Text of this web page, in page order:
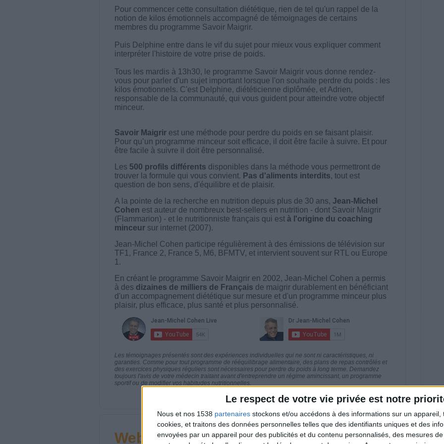
Le respect de votre vie privée est notre
Nous et nos 1538 partenaires stockons et/ou accédons à des informations sur un appareil,
cookies, et traitons des données personnelles telles que des identifiants uniques et des
envoyées par un appareil pour des publicités et du contenu personnalisés, des mesures
Pour commencer cette consultation diététique, rien de tel qu'un rappel de la
notion de kilos émotionnels accompagné de témoignages de certains
membres du programme Savoir Maigrir.
Puis Delphine entre dans le vif du sujet pour mieux vous expliquer comment
interpréter l'histoire de votre prise de poids.
Tous les mardis à 13h30, le programme Savoir Maigrir vous donne rendez-
vous pour parler d'un sujet important lorsque l'on souhaite perdre du poids : les
kilos émotionnels. C'est Delphine, diététicienne diplômée, et Adrien,
responsable de la communauté, qui vous guident pour atteindre votre objectif
minceur.
Savoir Maigrirest une méthode pour perdre du poids en se faisant plaisir.
Pour qu’un programme minceur soit efficace, il doit être facile à suivre. Et pour
être facile à suivre il doit être personnalisé.
Les 500 profils différents disponibles dans la méthode vous permettront de
trouver la formule qui vous convient. Pas d'aliments interdits, tout est
question de bon sens, d'équilibre et de plaisir.
A la pointe de la recherche en nutrition depuis plus de 30 ans, Jean-Michel
Cohen est auteur de nombreux best-sellers en nutrition - dont Savoir Maigrir
(Flammarion) - et le nutritionniste français qui est à l'origine du coaching
minceursur internet (2007).
Jean-Michel Cohen participe régulièrement à des émissions de télévision sur
TF1, France 2, France 5, M6, BFMTV, et intervient souvent sur RTL ou Europe
1.
En créant le programme Savoir Maigrir en 2002, Jean-Michel Cohen a permis
à des dizaines de milliers de Français de maigrir durablement en bénéficiant
d'un accompagnement diététique sur mesure et d'un programme minceur plus
plaisir, plus efficace, plus santé et plus personnalisé.
Les témoignages présentés sont des expériences individuelles qui ne sont ni caractéristiques, ni
garanties. Comme pour tout programme de rééquilibrage alimentaire, des plans de repas contrôlés et
des exercices physiques réguliers sont nécessaires pour perdre du poids à long terme. Demandez
toujours l'avis de votre médecin traitant avant d'entreprendre un régime amincissant, un programme
sportif ou de modifier vos habitudes nutritionnelles.
Webinaires en direct Voir tout